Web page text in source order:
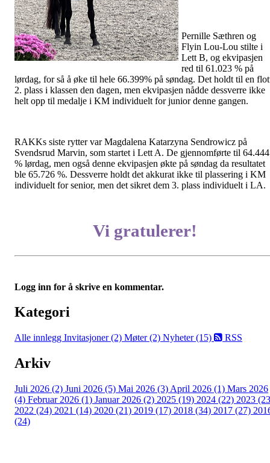
Pernille Sæthren og
Flyin Lou-Lou stilte i
Lett B, og ekvipasjen
red til 61.023 % på
lørdag, for så å øke til hele 66.399% på søndag. Det holdt til en
2. plass i klassen den dagen, men ekvipasjen nådde dessverre ikke
helt opp til medalje i KM individuelt for junior denne gangen.
RAKKs siste rytter var Magdalena Katarzyna Sendrowicz på
Svendsrud Marvin, som startet i Lett A. De gjennomførte til 64.444
% lørdag, men også denne ekvipasjen økte på søndag da resultatet
ble 65.726 %. Dessverre holdt det akkurat ikke til plassering i KM
individuelt for senior, men det sikret dem 3. plass individuelt i LA.
Vi gratulerer!
Logg inn for å skrive en kommentar.
Kategori
Alle innlegg Invitasjoner (2) Møter (2) Nyheter (15) RSS
Arkiv
Juli 2026 (2) Juni 2026 (5) Mai 2026 (3) April 2026 (1) Mars 2026
(4) Februar 2026 (1) Januar 2026 (2) 2025 (19) 2024 (22) 2023
2022 (24) 2021 (14) 2020 (21) 2019 (17) 2018 (34) 2017 (27)
(24)